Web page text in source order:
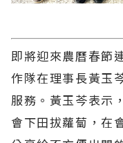
即將迎來農曆春節
作隊在理事長黃玉
服務。黃玉芩表示
會下田拔蘿蔔，在